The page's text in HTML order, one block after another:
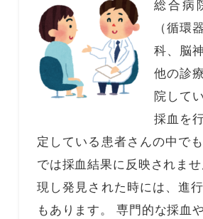
総合病
（循環
科、脳
他の診
院して
採血を
定している患者さんの中で
では採血結果に反映されま
現し発見された時には、進
もあります。 専門的な採血